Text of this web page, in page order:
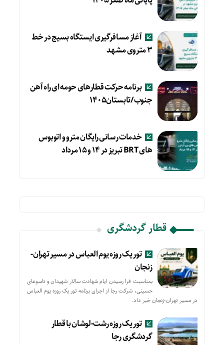
آغاز مسافرگیری ایستگاه بسیج در خط
۳ متروی مشهد
برنامه حرکت قطارهای حومه ای راه آهن
جنوب/تابستان۱۴۰۵
خدمات رسانی رایگان مترو و اتوبوس
های BRT تبریز در ۱۴ و ۱۵ مرداد
قطار گردشگری
تور یک روزه یوم العباس در مسیر تهران-
زنجان
بمناسبت فرا رسیدن ایام شهادت سالار شهیدان و تاسوعای
حسینی، شرکت رجا از اجرای برنامه تور یک روزه یوم العباس
در مسیر تهران-زنجان خبر داد.
تور یک روزه رشت-لوشان با قطار
گردشگری رجا